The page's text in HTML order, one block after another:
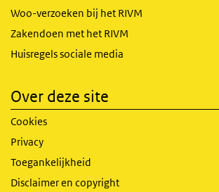
Woo-verzoeken bij het RIVM
Zakendoen met het RIVM
Huisregels sociale media
Over deze site
Cookies
Privacy
Toegankelijkheid
Disclaimer en copyright